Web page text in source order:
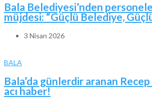
Bala Belediyesi’nden
müjdesi: “Güçlü Belediye,
3 Nisan 2026
BALA
Bala’da günlerdir aranan
acı haber!